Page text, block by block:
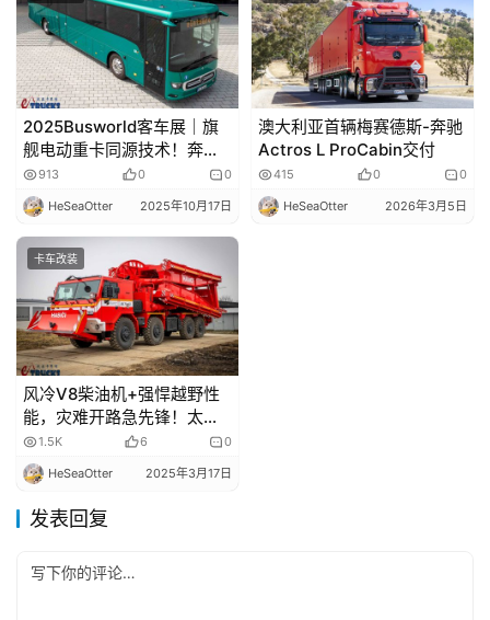
2025Busworld客车展｜旗
舰电动重卡同源技术！奔驰
eIntouro纯电动城际客车来
袭，实力几何？
913 0 0
HeSeaOtter 2025年10月17日
澳大利亚首辆梅赛德斯-奔驰
Actros L ProCabin交付
415 0 0
HeSeaOtter 2026年3月5日
卡车改装
风冷V8柴油机+强悍越野性
能，灾难开路急先锋！太脱
拉Force 8×8架桥车了解一
下
1.5K 6 0
HeSeaOtter 2025年3月17日
发表回复